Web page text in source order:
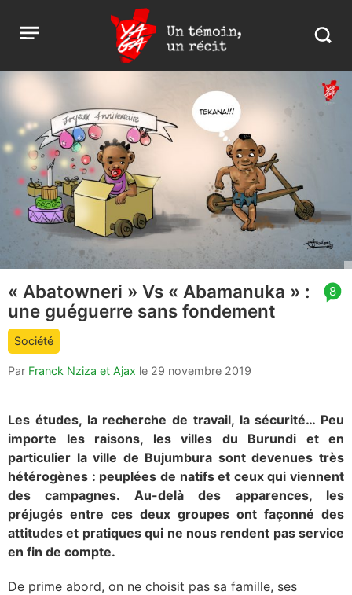
Open
menu
Yaga
Burundi
Search
article
comment
count
8
« Abatowneri » Vs « Abamanuka » :
une guéguerre sans fondement
Société
Par Franck Nziza et Ajax le 29 novembre 2019
Les études, la recherche de travail, la sécurité… Peu
importe les raisons, les villes du Burundi et en
particulier la ville de Bujumbura sont devenues très
hétérogènes : peuplées de natifs et ceux qui viennent
des campagnes. Au-delà des apparences, les
préjugés entre ces deux groupes ont façonné des
attitudes et pratiques qui ne nous rendent pas service
en fin de compte.
De prime abord, on ne choisit pas sa famille, ses